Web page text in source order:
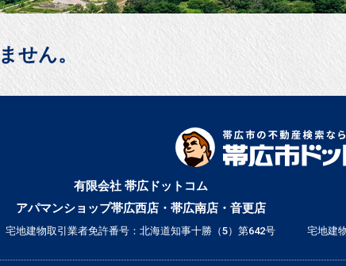
せん。
有限会社 帯広ドットコム
アパマンショップ帯広西店・帯広南店・音更店
宅地建物取引業者免許番号：北海道知事十勝（5）第642号 宅地建